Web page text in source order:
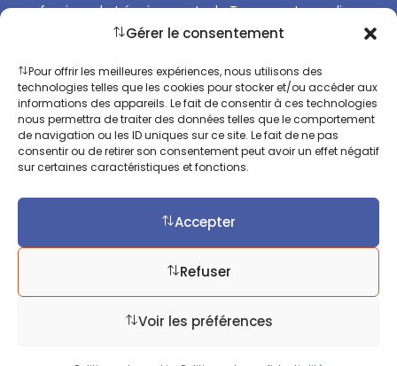
Gérer le consentement
Pour offrir les meilleures expériences, nous utilisons des
technologies telles que les cookies pour stocker et/ou accéder aux
informations des appareils. Le fait de consentir à ces technologies
nous permettra de traiter des données telles que le comportement
de navigation ou les ID uniques sur ce site. Le fait de ne pas
consentir ou de retirer son consentement peut avoir un effet négatif
sur certaines caractéristiques et fonctions.
Accepter
Refuser
Voir les préférences
professionnel et équipements de Terrasse et remplissez
la toute l’année.
Contact
+33 (0)7 72 40 10 55
contact@e-terrasses.com